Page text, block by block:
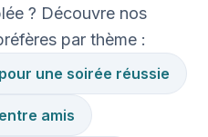
? Découvre nos
par thème :
une soirée réussie
amis